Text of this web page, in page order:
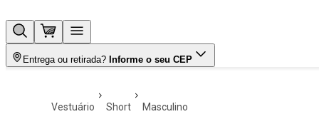
Entrega ou retirada? Informe o seu CEP
vestuário short masculino